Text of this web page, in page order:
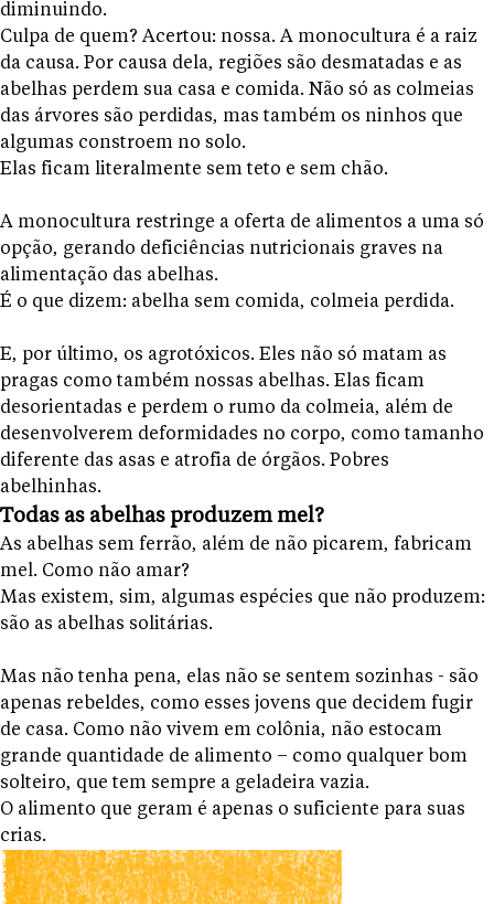
diminuindo.
Culpa de quem? Acertou: nossa. A monocultura é a raiz
da causa. Por causa dela, regiões são desmatadas e as
abelhas perdem sua casa e comida. Não só as colmeias
das árvores são perdidas, mas também os ninhos que
algumas constroem no solo.
Elas ficam literalmente sem teto e sem chão.
A monocultura restringe a oferta de alimentos a uma só
opção, gerando deficiências nutricionais graves na
alimentação das abelhas.
É o que dizem: abelha sem comida, colmeia perdida.
E, por último, os agrotóxicos. Eles não só matam as
pragas como também nossas abelhas. Elas ficam
desorientadas e perdem o rumo da colmeia, além de
desenvolverem deformidades no corpo, como tamanho
diferente das asas e atrofia de órgãos. Pobres
abelhinhas.
Todas as abelhas produzem mel?
As abelhas sem ferrão, além de não picarem, fabricam
mel. Como não amar?
Mas existem, sim, algumas espécies que não produzem:
são as abelhas solitárias.
Mas não tenha pena, elas não se sentem sozinhas - são
apenas rebeldes, como esses jovens que decidem fugir
de casa. Como não vivem em colônia, não estocam
grande quantidade de alimento – como qualquer bom
solteiro, que tem sempre a geladeira vazia.
O alimento que geram é apenas o suficiente para suas
crias.